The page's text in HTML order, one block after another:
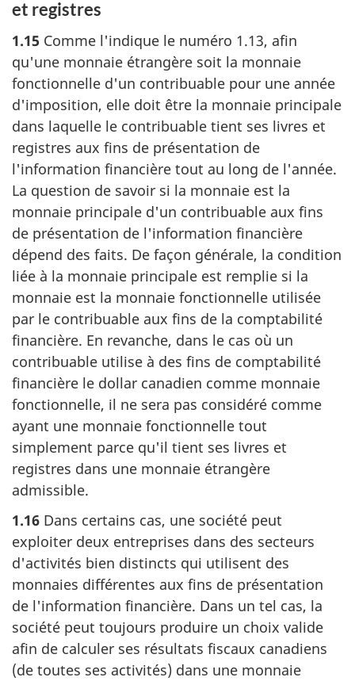
et registres
1.15 Comme l'indique le numéro 1.13, afin
qu'une monnaie étrangère soit la monnaie
fonctionnelle d'un contribuable pour une année
d'imposition, elle doit être la monnaie principale
dans laquelle le contribuable tient ses livres et
registres aux fins de présentation de
l'information financière tout au long de l'année.
La question de savoir si la monnaie est la
monnaie principale d'un contribuable aux fins
de présentation de l'information financière
dépend des faits. De façon générale, la condition
liée à la monnaie principale est remplie si la
monnaie est la monnaie fonctionnelle utilisée
par le contribuable aux fins de la comptabilité
financière. En revanche, dans le cas où un
contribuable utilise à des fins de comptabilité
financière le dollar canadien comme monnaie
fonctionnelle, il ne sera pas considéré comme
ayant une monnaie fonctionnelle tout
simplement parce qu'il tient ses livres et
registres dans une monnaie étrangère
admissible.
1.16 Dans certains cas, une société peut
exploiter deux entreprises dans des secteurs
d'activités bien distincts qui utilisent des
monnaies différentes aux fins de présentation
de l'information financière. Dans un tel cas, la
société peut toujours produire un choix valide
afin de calculer ses résultats fiscaux canadiens
(de toutes ses activités) dans une monnaie